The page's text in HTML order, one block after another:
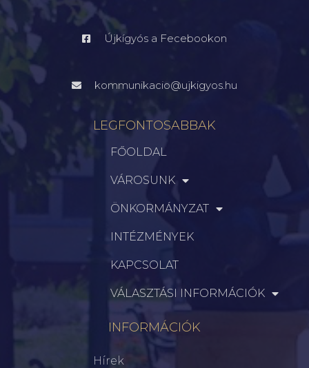
Újkígyós a Fecebookon
kommunikacio@ujkigyos.hu
LEGFONTOSABBAK
FŐOLDAL
VÁROSUNK
ÖNKORMÁNYZAT
INTÉZMÉNYEK
KAPCSOLAT
VÁLASZTÁSI INFORMÁCIÓK
INFORMÁCIÓK
Hírek